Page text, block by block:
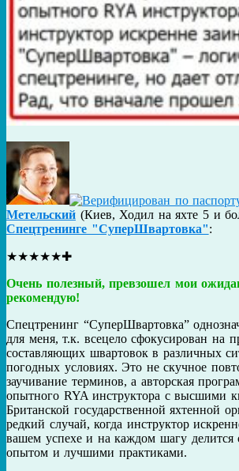
Метельский (Киев, Ходил на яхте 5 и
Спецтренинге "СуперШвартовка":
★★★★★✚
Очень полезный, превзошел мои
рекомендую!
Спецтренинг “СуперШвартовка”
для меня, т.к. всецело сфокусирован на
составляющих швартовок в различных
погодных условиях. Это не скучное
заучивание терминов, а авторская
опытного RYA инструктора с высшими
Британской государственной яхтенной
редкий случай, когда инструктор
вашем успехе и на каждом шагу делится
опытом и лучшими практиками.